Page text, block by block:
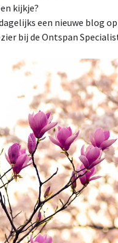
kijkje?
een nieuwe blog
bij de Ontspan